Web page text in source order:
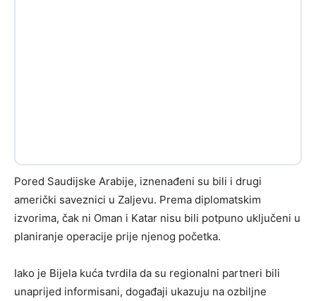
Pored Saudijske Arabije, iznenađeni su bili i drugi
američki saveznici u Zaljevu. Prema diplomatskim
izvorima, čak ni Oman i Katar nisu bili potpuno uključeni u
planiranje operacije prije njenog početka.
Iako je Bijela kuća tvrdila da su regionalni partneri bili
unaprijed informisani, događaji ukazuju na ozbiljne